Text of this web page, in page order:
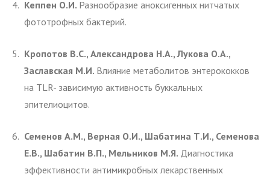
Кеппен О.И. Разнообразие аноксигенных нитчатых
фототрофных бактерий.
Кропотов В.С., Александрова Н.А., Лукова О.А.,
Заславская М.И. Влияние метаболитов энтерококков
на TLR- зависимую активность буккальных
эпителиоцитов.
Семенов А.М., Верная О.И., Шабатина Т.И., Семенова
Е.В., Шабатин В.П., Мельников М.Я. Диагностика
эффективности антимикробных лекарственных